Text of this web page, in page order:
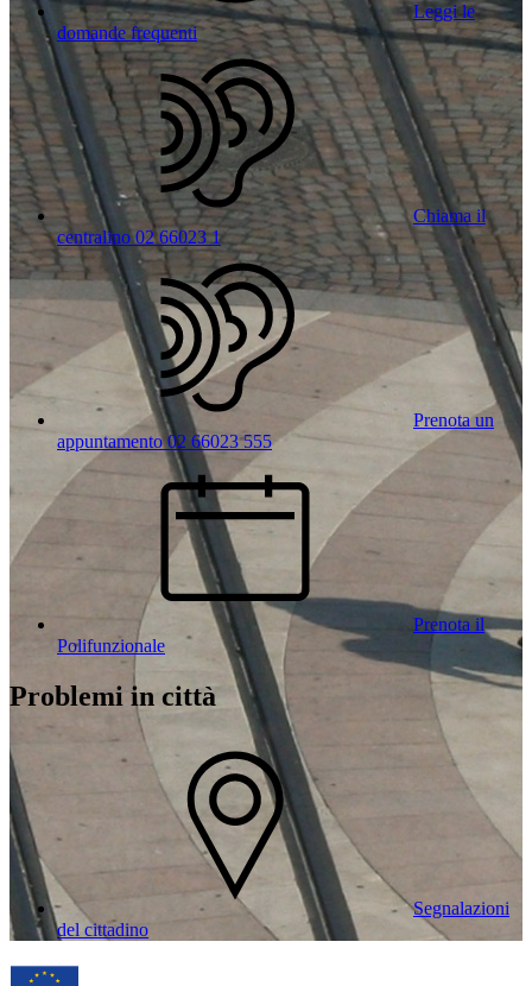
Leggi le
domande frequenti
Chiama il
centralino 02 66023 1
Prenota un
appuntamento 02 66023 555
Prenota il
Polifunzionale
Problemi in città
Segnalazioni
del cittadino